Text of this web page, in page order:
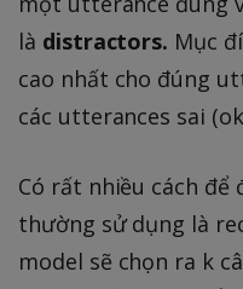
là distractors. Mục
cao nhất cho đúng
các utterances sai
Có rất nhiều cách để
thường sử dụng là
model sẽ chọn ra k